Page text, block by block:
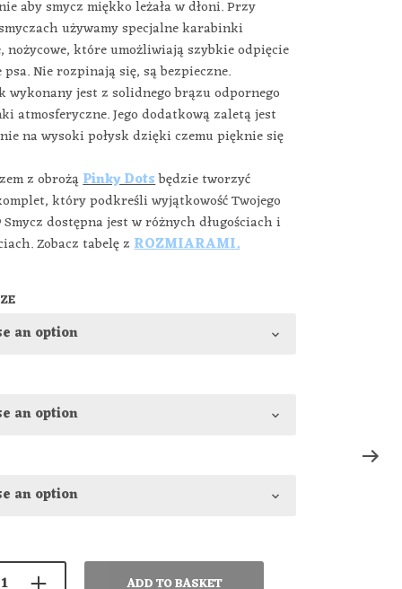
aby smycz miękko leżała w dłoni. Przy
używamy specjalne karabinki
nożycowe, które umożliwiają szybkie odpięcie
Nie rozpinają się, są bezpieczne.
wykonany jest z solidnego brązu odpornego
atmosferyczne. Jego dodatkową zaletą jest
na wysoki połysk dzięki czemu pięknie się
z obrożąPinky Dotsbędzie tworzyć
który podkreśli wyjątkowość Twojego
dostępna jest w różnych długościach i
Zobacz tabelę zROZMIARAMI.
ADD TO BASKET